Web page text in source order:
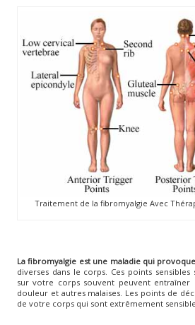
Traitement de la fibromyalgie Avec
La fibromyalgie est une maladie qui
diverses dans le corps. Ces points
sur votre corps souvent peuvent entraîner
douleur et autres malaises. Les points de
de votre corps qui sont extrêmement